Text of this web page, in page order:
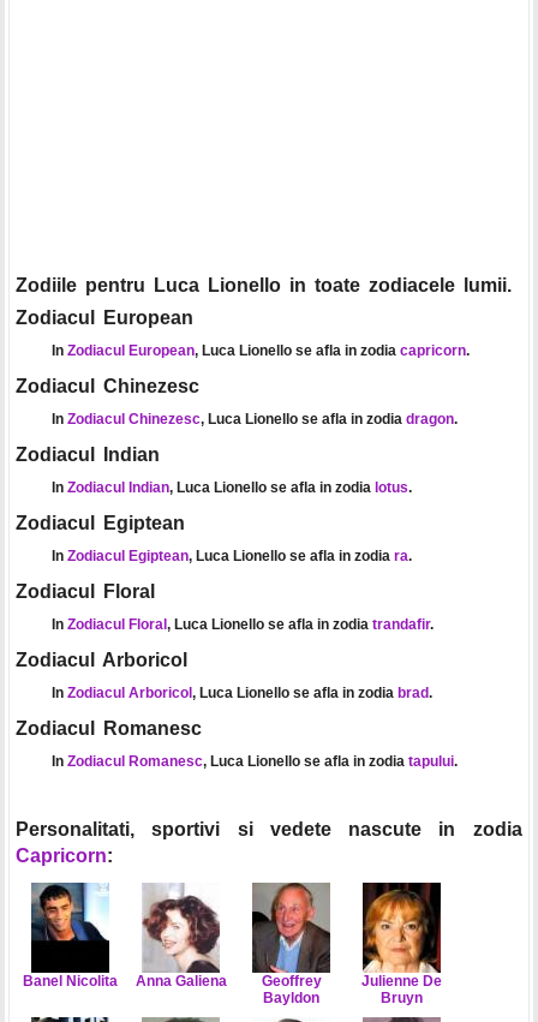
Zodiile pentru Luca Lionello in toate zodiacele lumii.
Zodiacul European
In Zodiacul European, Luca Lionello se afla in zodia capricorn.
Zodiacul Chinezesc
In Zodiacul Chinezesc, Luca Lionello se afla in zodia dragon.
Zodiacul Indian
In Zodiacul Indian, Luca Lionello se afla in zodia lotus.
Zodiacul Egiptean
In Zodiacul Egiptean, Luca Lionello se afla in zodia ra.
Zodiacul Floral
In Zodiacul Floral , Luca Lionello se afla in zodia trandafir.
Zodiacul Arboricol
In Zodiacul Arboricol , Luca Lionello se afla in zodia brad.
Zodiacul Romanesc
In Zodiacul Romanesc, Luca Lionello se afla in zodia tapului.
Personalitati, sportivi si vedete nascute in zodia
Capricorn:
Banel Nicolita Anna Galiena
Geoffrey
Bayldon
Julienne De
Bruyn